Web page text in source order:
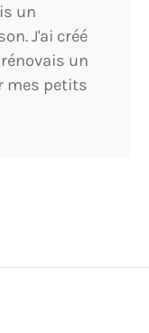
un
J'ai créé
un
mes petits